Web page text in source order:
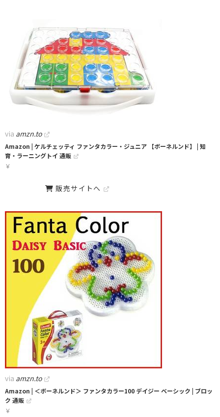
via amzn.to
Amazon | ケルチェッティ ファンタカラー・ジュニア 【ボーネルンド】 | 知
育・ラーニングトイ 通販
￥
販売サイトへ
via amzn.to
Amazon | ＜ボーネルンド＞ ファンタカラー100 デイジー ベーシック | ブロッ
ク 通販
￥